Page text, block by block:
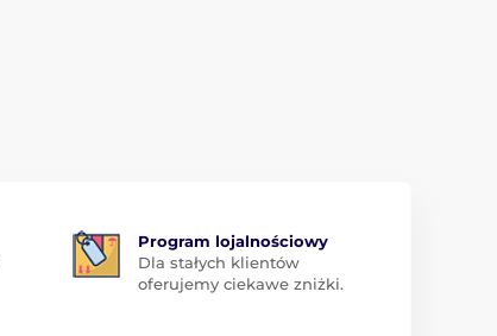
Program lojalnościowy
Dla stałych klientów
oferujemy ciekawe zniżki.